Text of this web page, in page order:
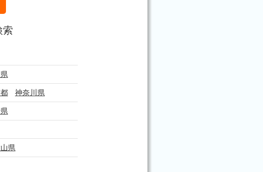
索
神奈川県
県